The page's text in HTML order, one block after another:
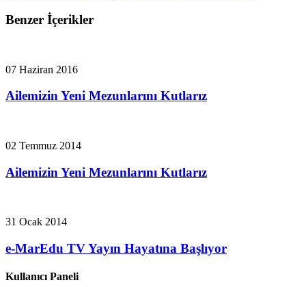
Benzer İçerikler
07 Haziran 2016
Ailemizin Yeni Mezunlarını Kutlarız
02 Temmuz 2014
Ailemizin Yeni Mezunlarını Kutlarız
31 Ocak 2014
e-MarEdu TV Yayın Hayatına Başlıyor
Kullanıcı Paneli